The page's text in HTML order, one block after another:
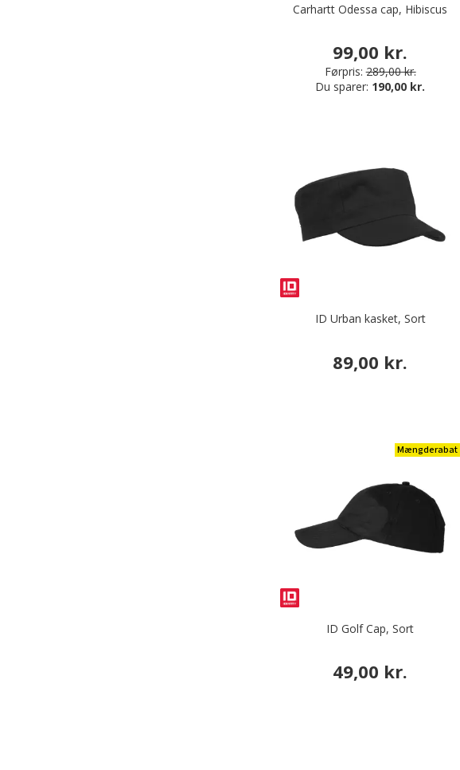
Carhartt Odessa cap, Hibiscus
99,00 kr.
Førpris: 289,00 kr.
Du sparer: 190,00 kr.
ID Urban kasket, Sort
89,00 kr.
Mængderabat
ID Golf Cap, Sort
49,00 kr.